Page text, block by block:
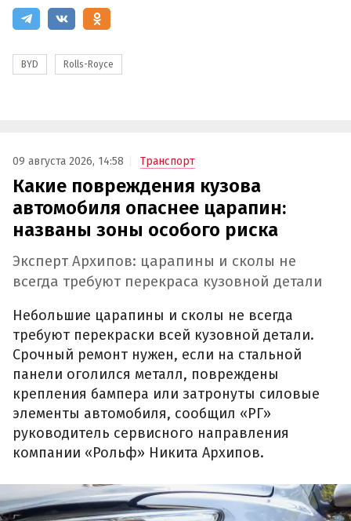
BYD Rolls-Royce
09 августа 2026, 14:58 Транспорт
Какие повреждения кузова
автомобиля опаснее царапин:
названы зоны особого риска
Эксперт Архипов: царапины и сколы не
всегда требуют перекраса кузовной детали
Небольшие царапины и сколы не всегда
требуют перекраски всей кузовной детали.
Срочный ремонт нужен, если на стальной
панели оголился металл, повреждены
крепления бампера или затронуты силовые
элементы автомобиля, сообщил «РГ»
руководитель сервисного направления
компании «Рольф» Никита Архипов.